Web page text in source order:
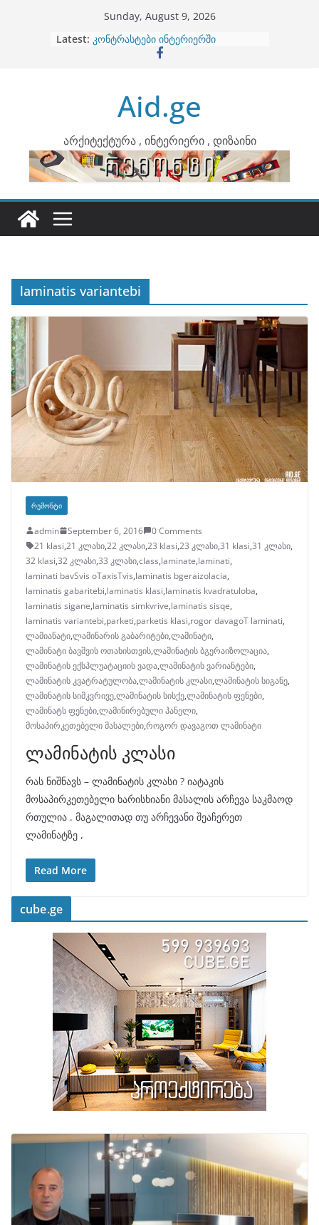
Sunday, August 9, 2026
Latest: ბინების გაერთიანება
კონტრასტები ინტერიერში
ინტერიერის დიზიანი
არტემიდი წარმოგიდგენთ
Aid.ge
არქიტექტურა , ინტერიერი , დიზაინი
laminatis variantebi
ᲠᲔᲛᲝᲜᲢᲘ
admin September 6, 2016
0 Comments
21 klasi,21 კლასი,22 კლასი,23 klasi,23 კლასი,31 klasi,31 კლასი,
32 klasi,32 კლასი,33 კლასი,class,laminate,laminati,
laminati bavSvis oTaxisTvis,laminatis bgeraizolacia,
laminatis gabaritebi,laminatis klasi,laminatis kvadratuloba,
laminatis sigane,laminatis simkvrive,laminatis sisqe,
laminatis variantebi,parketi,parketis klasi,rogor davagoT laminati,
ლამიანატი,ლამინარის გაბარიტები,ლამინატი,
ლამინატი ბავშვის ოთახისთვის,ლამინატის ბგერაიზოლაცია,
ლამინატის ექსპლუატაციის ვადა,ლამინატის ვარიანტები,
ლამინატის კვატრატულობა,ლამინატის კლასი,ლამინატის სიგანე,
ლამინატის სიმკვრივე,ლამინატის სისქე,ლამინატის ფენები,
ლამინატს ფენები,ლამინირებული პანელი,
მოსაპირკეთებელი მასალები,როგორ დავაგოთ ლამინატი
ლამინატის კლასი
რას ნიშნავს – ლამინატის კლასი ? იატაკის
მოსაპირკეთებელი ხარისხიანი მასალის არჩევა საკმაოდ
რთულია . მაგალითად თუ არჩევანი შეაჩერეთ
ლამინატზე ,
Read More
cube.ge